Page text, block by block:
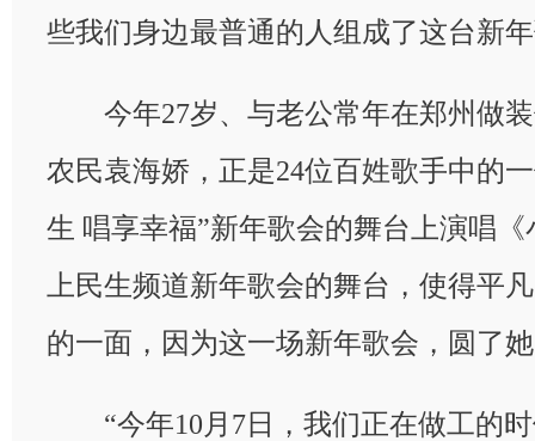
些我们身边最普通的人组成了这台新
今年27岁、与老公常年在郑州做装
农民袁海娇，正是24位百姓歌手中的
生 唱享幸福”新年歌会的舞台上演唱
上民生频道新年歌会的舞台，使得平
的一面，因为这一场新年歌会，圆了
“今年10月7日，我们正在做工的时